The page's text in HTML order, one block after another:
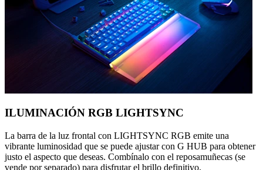
ILUMINACIÓN RGB LIGHTSYNC
La barra de la luz frontal con LIGHTSYNC RGB emite una
vibrante luminosidad que se puede ajustar con G HUB para obtener
justo el aspecto que deseas. Combínalo con el reposamuñecas (se
vende por separado) para disfrutar el brillo definitivo.